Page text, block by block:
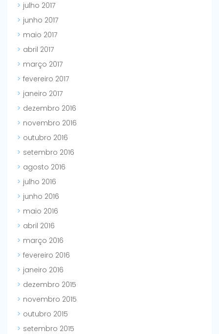
julho 2017
junho 2017
maio 2017
abril 2017
março 2017
fevereiro 2017
janeiro 2017
dezembro 2016
novembro 2016
outubro 2016
setembro 2016
agosto 2016
julho 2016
junho 2016
maio 2016
abril 2016
março 2016
fevereiro 2016
janeiro 2016
dezembro 2015
novembro 2015
outubro 2015
setembro 2015